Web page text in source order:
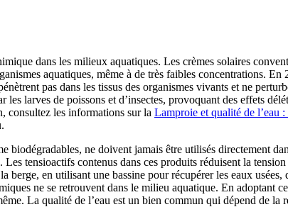
dans les milieux aquatiques. Les crèmes solaires
aquatiques, même à de très faibles concentrations.
pas dans les tissus des organismes vivants et ne
larves de poissons et d’insectes, provoquant des effets
consultez les informations sur la Lamproie et qualité de l’eau
ne doivent jamais être utilisés directement
tensioactifs contenus dans ces produits réduisent la
en utilisant une bassine pour récupérer les eaux
ne se retrouvent dans le milieu aquatique. En adoptant
La qualité de l’eau est un bien commun qui dépend de